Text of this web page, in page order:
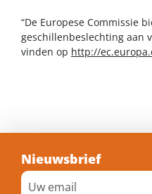
“De Europese Commissie
geschillenbeslechting aan
vinden op http://
Nieuwsbrief